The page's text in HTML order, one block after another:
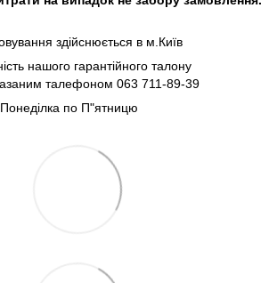
здійснюється в м.Київ
нашого гарантійного талону
талефоном 063 711-89-39
по П"ятницю